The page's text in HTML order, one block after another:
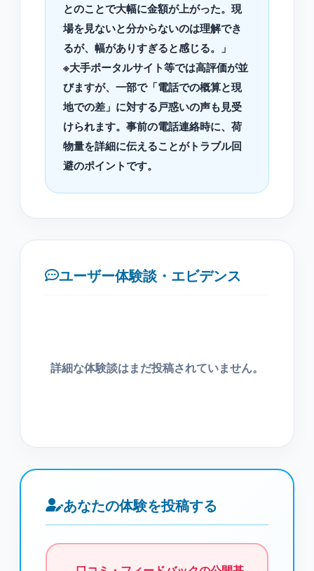
とのことで大幅に金額が上がった。現
場を見ないと分からないのは理解でき
るが、幅がありすぎると感じる。」
※大手ポータルサイト等では高評価が並
びますが、一部で「電話での概算と現
地での差」に対する戸惑いの声も見受
けられます。事前の電話連絡時に、荷
物量を詳細に伝えることがトラブル回
避のポイントです。
ユーザー体験談・エビデンス
詳細な体験談はまだ投稿されていません。
あなたの体験を投稿する